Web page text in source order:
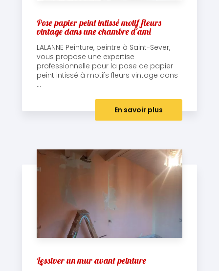
Pose papier peint intissé motif fleurs
vintage dans une chambre d'ami
LALANNE Peinture, peintre à Saint-Sever,
vous propose une expertise
professionnelle pour la pose de papier
peint intissé à motifs fleurs vintage dans
...
En savoir plus
Lessiver un mur avant peinture